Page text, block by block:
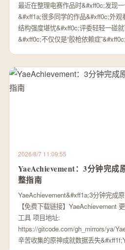
最近在整理电赛作品时&#xff0c;发现
&#xff1a;很多同学的作品&#xff0c;外
结构强度堪忧&#xff0c;评委轻轻一碰
&#xff0c;不仅仅是“胶枪依赖症
2026/8/7 11:09:55
YaeAchievement：3分钟完成
整指南
YaeAchievement&#xff1a;3分钟完成
【免费下载链接】YaeAchievement
工具 项目地址:
https://gitcode.com/gh_mirrors/ya/
辛苦收集的原神成就数据丢失